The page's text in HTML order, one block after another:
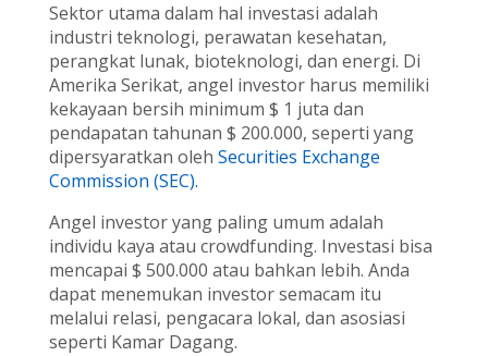
Sektor utama dalam hal investasi adalah
industri teknologi, perawatan kesehatan,
perangkat lunak, bioteknologi, dan energi. Di
Amerika Serikat, angel investor harus memiliki
kekayaan bersih minimum $ 1 juta dan
pendapatan tahunan $ 200.000, seperti yang
dipersyaratkan oleh Securities Exchange
Commission (SEC).
Angel investor yang paling umum adalah
individu kaya atau crowdfunding. Investasi bisa
mencapai $ 500.000 atau bahkan lebih. Anda
dapat menemukan investor semacam itu
melalui relasi, pengacara lokal, dan asosiasi
seperti Kamar Dagang.